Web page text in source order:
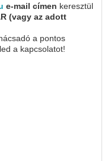
e-mail címen keresztül
(vagy az adott
a pontos
a kapcsolatot!